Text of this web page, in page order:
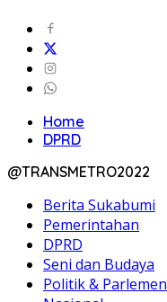
Home
DPRD
@TRANSMETRO2022
Berita Sukabumi
Pemerintahan
DPRD
Seni dan Budaya
Politik & Parlemen